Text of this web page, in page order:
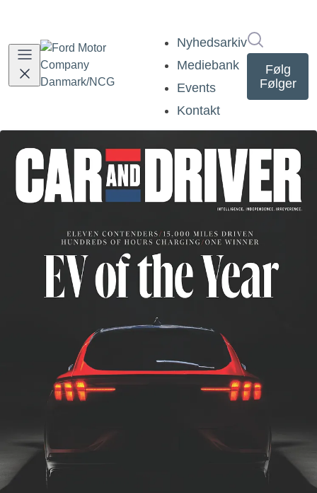
Nyhedsarkiv
Mediebank
Events
Kontakt
Følg
Følger